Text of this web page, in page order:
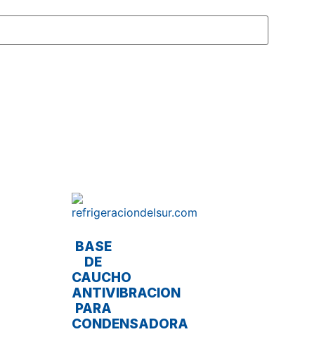
BASE
DE
CAUCHO
ANTIVIBRACION
PARA
CONDENSADORA